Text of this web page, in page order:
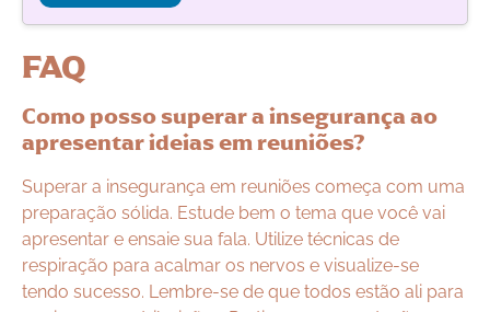
FAQ
Como posso superar a insegurança ao
apresentar ideias em reuniões?
Superar a insegurança em reuniões começa com uma
preparação sólida. Estude bem o tema que você vai
apresentar e ensaie sua fala. Utilize técnicas de
respiração para acalmar os nervos e visualize-se
tendo sucesso. Lembre-se de que todos estão ali para